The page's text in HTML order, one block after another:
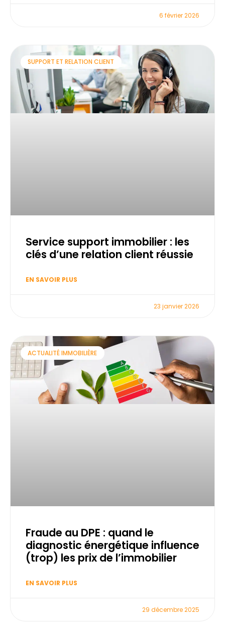
6 février 2026
SUPPORT ET RELATION CLIENT
Service support immobilier : les
clés d’une relation client réussie
EN SAVOIR PLUS
23 janvier 2026
ACTUALITÉ IMMOBILIÈRE
Fraude au DPE : quand le
diagnostic énergétique influence
(trop) les prix de l’immobilier
EN SAVOIR PLUS
29 décembre 2025